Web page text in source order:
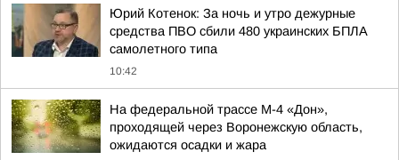
Юрий Котенок: За ночь и утро дежурные
средства ПВО сбили 480 украинских БПЛА
самолетного типа
10:42
На федеральной трассе М-4 «Дон»,
проходящей через Воронежскую область,
ожидаются осадки и жара